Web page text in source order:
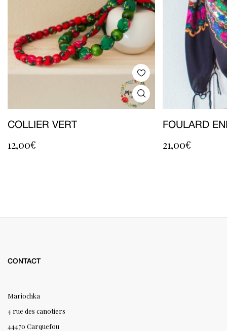
COLLIER VERT
12,00€
FOULARD
21,00€
CONTACT
Mariochka
4 rue des canotiers
44470 Carquefou